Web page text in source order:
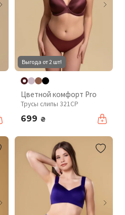
Выгода от 2 шт!
Цветной комфорт Pro
Трусы слипы 321CP
699 ₴